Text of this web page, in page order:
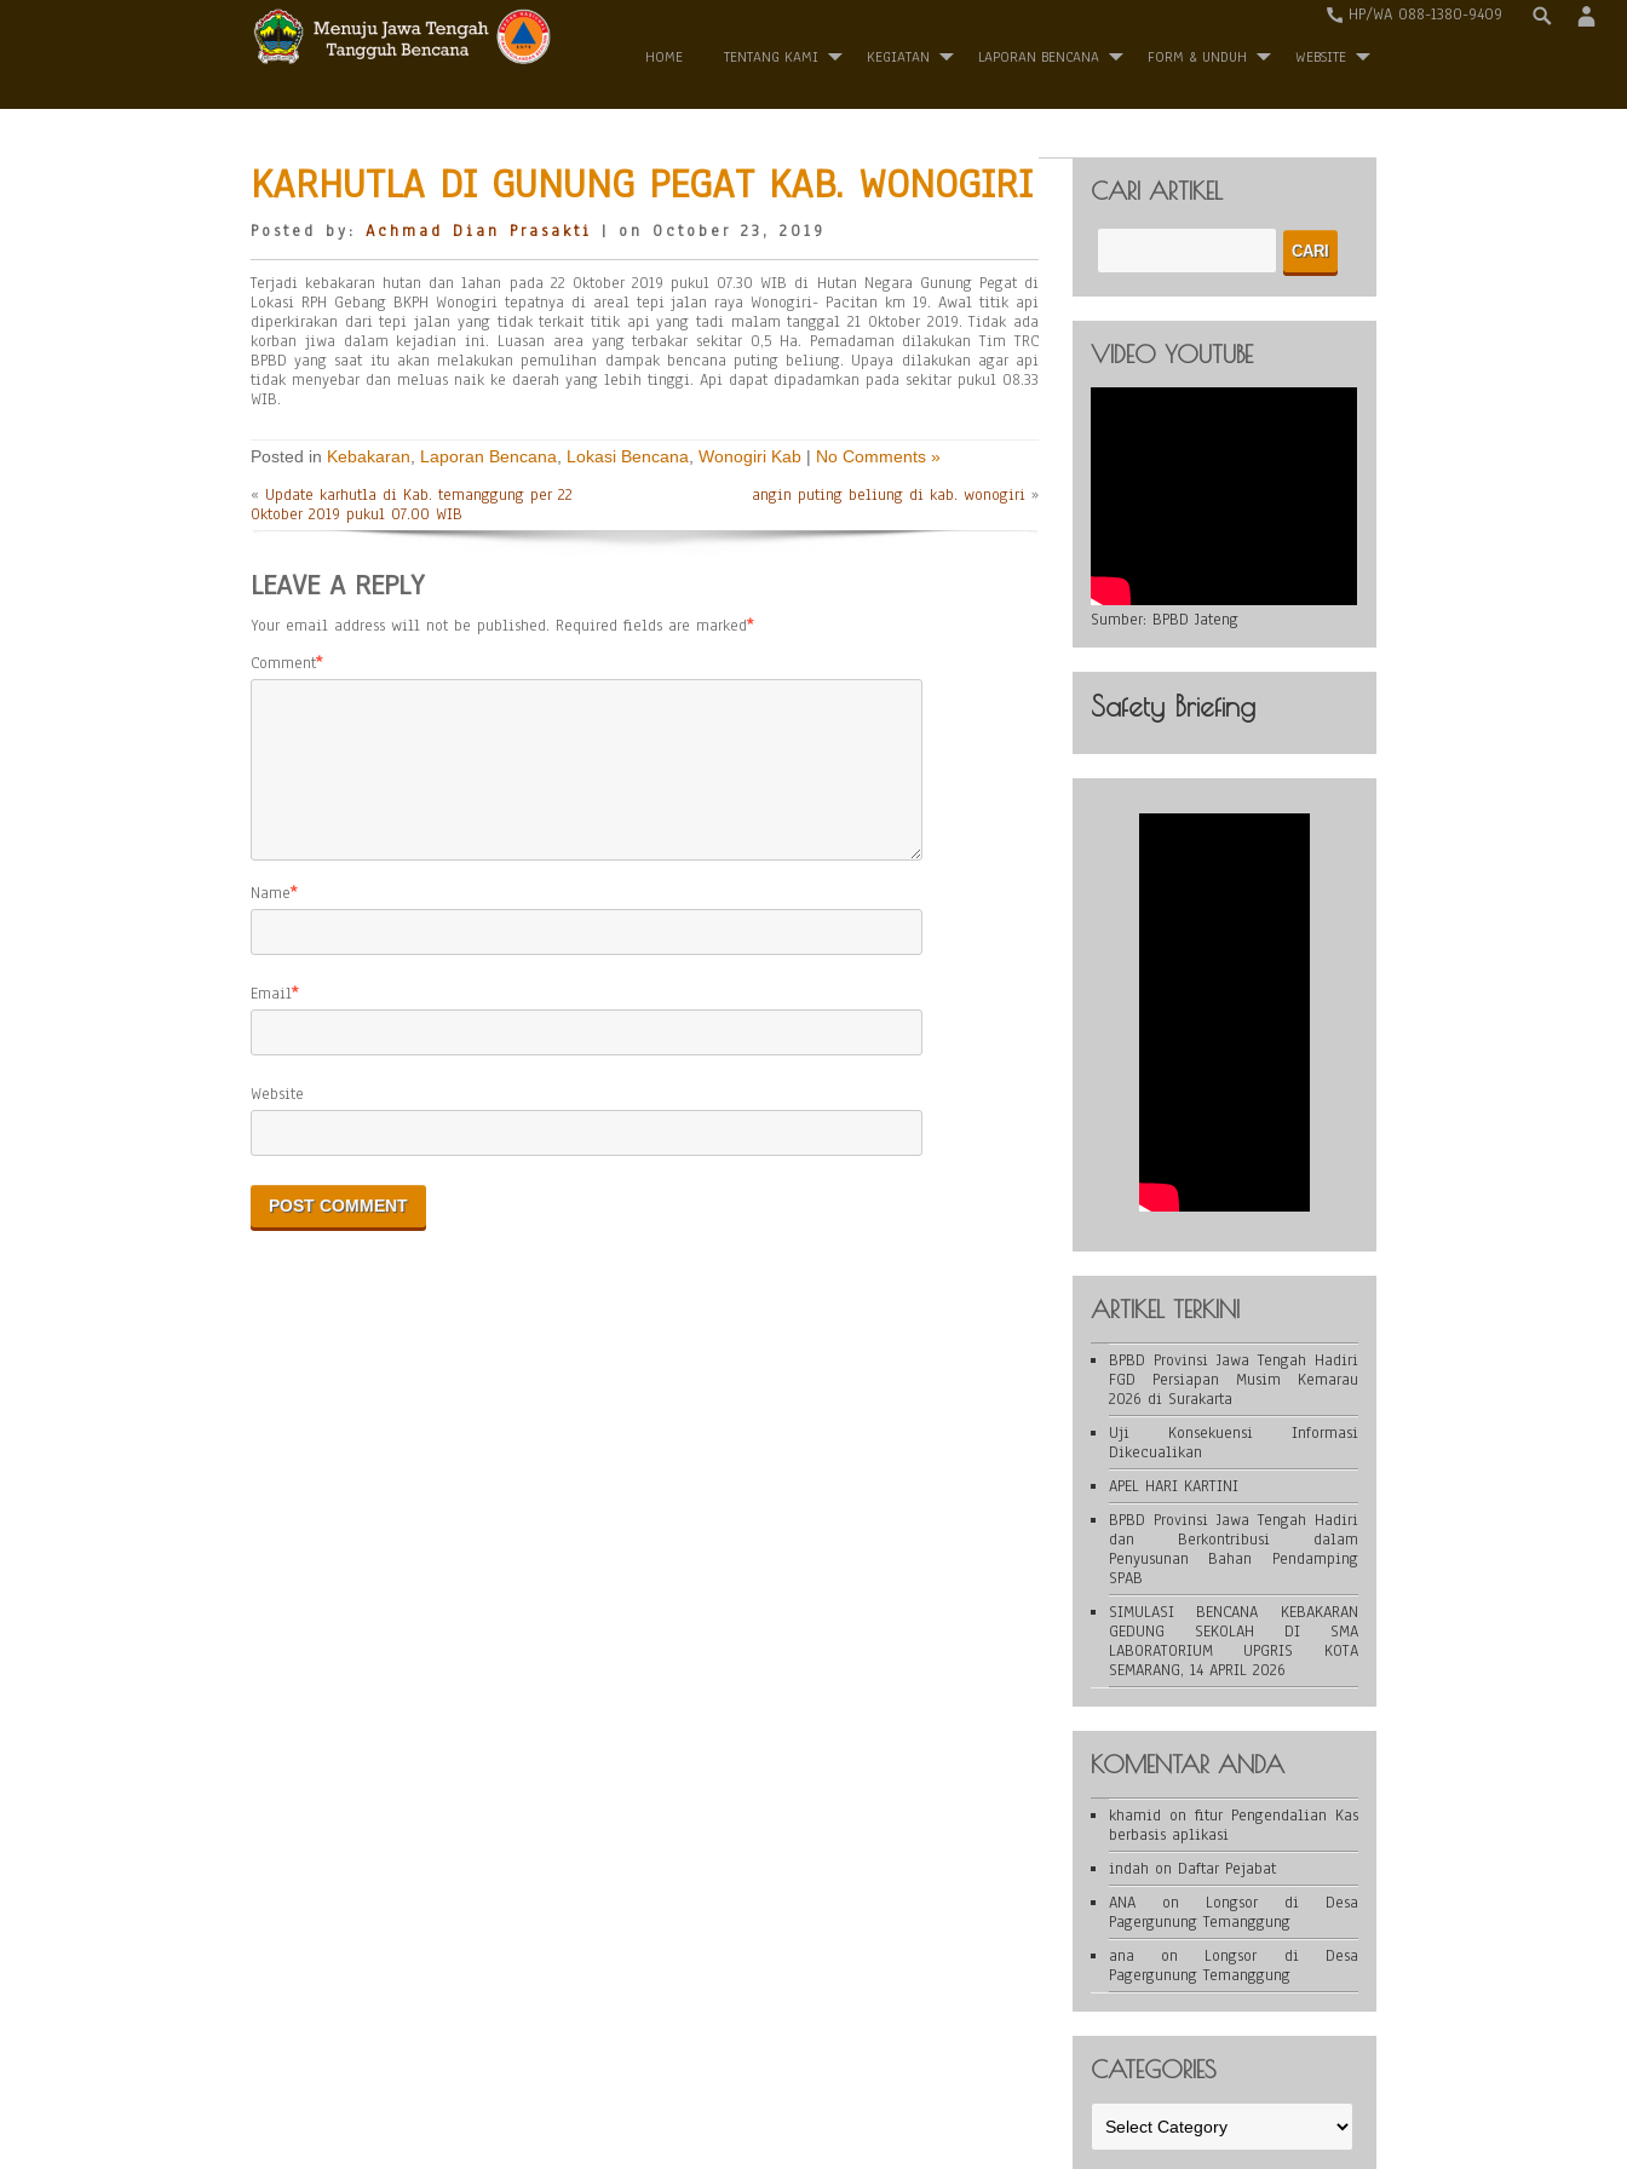
HP/WA 088-1380-9409
HOME TENTANG KAMI KEGIATAN LAPORAN BENCANA FORM & UNDUH WEBSITE
KARHUTLA DI GUNUNG PEGAT KAB. WONOGIRI
Posted by: Achmad Dian Prasakti | on October 23, 2019
Terjadi kebakaran hutan dan lahan pada 22 Oktober 2019 pukul 07.30 WIB di Hutan Negara Gunung Pegat di
Lokasi RPH Gebang BKPH Wonogiri tepatnya di areal tepi jalan raya Wonogiri- Pacitan km 19. Awal titik api
diperkirakan dari tepi jalan yang tidak terkait titik api yang tadi malam tanggal 21 Oktober 2019. Tidak ada
korban jiwa dalam kejadian ini. Luasan area yang terbakar sekitar 0,5 Ha. Pemadaman dilakukan Tim TRC
BPBD yang saat itu akan melakukan pemulihan dampak bencana puting beliung. Upaya dilakukan agar api
tidak menyebar dan meluas naik ke daerah yang lebih tinggi. Api dapat dipadamkan pada sekitar pukul 08.33
WIB.
Posted in Kebakaran Laporan Bencana Lokasi Bencana Wonogiri Kab | No Comments »
« Update karhutla di Kab. temanggung per 22
Oktober 2019 pukul 07.00 WIB
angin puting beliung di kab. wonogiri »
LEAVE A REPLY
Your email address will not be published. Required fields are marked*
Comment*
Name*
Email*
Website
CARI ARTIKEL
VIDEO YOUTUBE
Sumber: BPBD Jateng
Safety Briefing
ARTIKEL TERKINI
BPBD Provinsi Jawa Tengah Hadiri
FGD Persiapan Musim Kemarau
2026 di Surakarta
Uji Konsekuensi Informasi
Dikecualikan
APEL HARI KARTINI
BPBD Provinsi Jawa Tengah Hadiri
dan Berkontribusi dalam
Penyusunan Bahan Pendamping
SPAB
SIMULASI BENCANA KEBAKARAN
GEDUNG SEKOLAH DI SMA
LABORATORIUM UPGRIS KOTA
SEMARANG, 14 APRIL 2026
KOMENTAR ANDA
khamid on fitur Pengendalian Kas
berbasis aplikasi
indah on Daftar Pejabat
ANAon Longsor di Desa
Pagergunung Temanggung
ana on Longsor di Desa
Pagergunung Temanggung
CATEGORIES
Categories